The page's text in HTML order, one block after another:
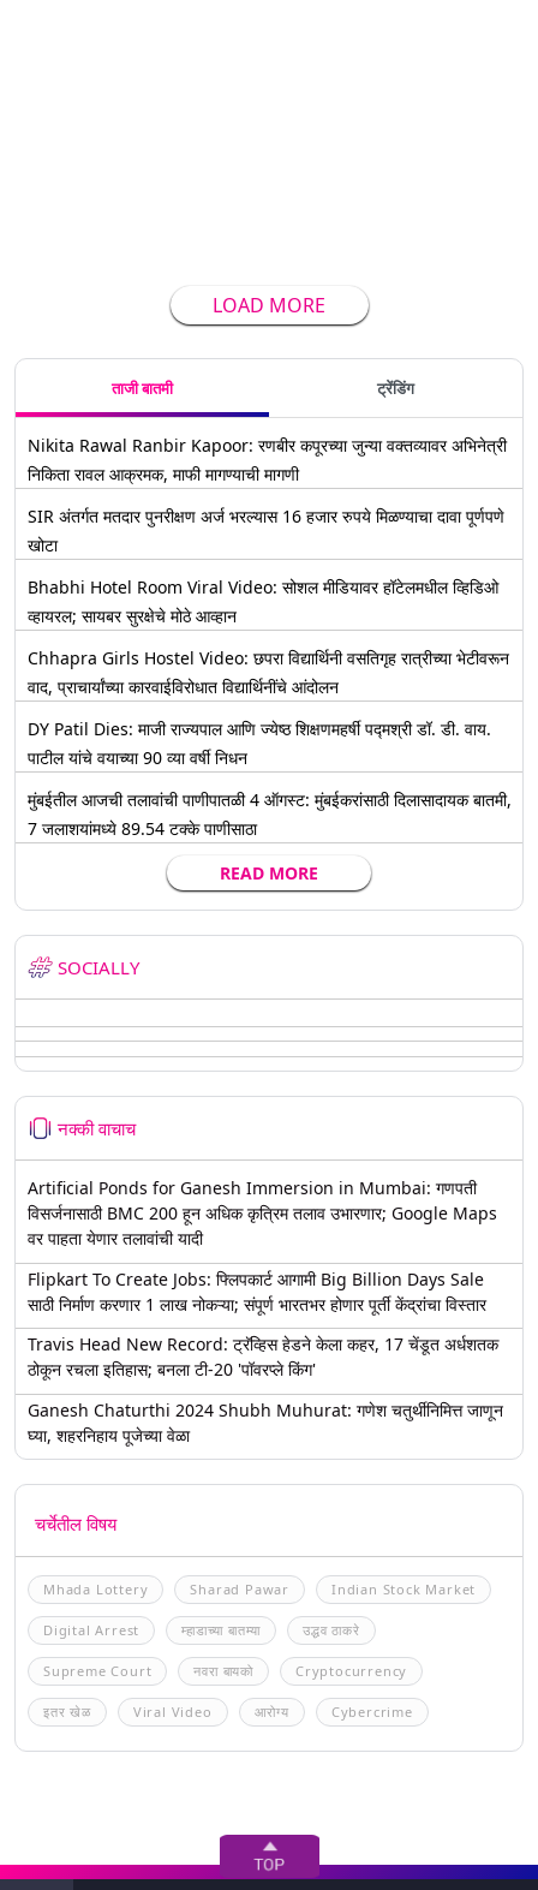
LOAD MORE
ताजी बातमी ट्रेंडिंग
Nikita Rawal Ranbir Kapoor: रणबीर कपूरच्या जुन्या वक्तव्यावर अभिनेत्री
निकिता रावल आक्रमक, माफी मागण्याची मागणी
SIR अंतर्गत मतदार पुनरीक्षण अर्ज भरल्यास 16 हजार रुपये मिळण्याचा दावा पूर्णपणे
खोटा
Bhabhi Hotel Room Viral Video: सोशल मीडियावर हॉटेलमधील व्हिडिओ
व्हायरल; सायबर सुरक्षेचे मोठे आव्हान
Chhapra Girls Hostel Video: छपरा विद्यार्थिनी वसतिगृह रात्रीच्या भेटीवरून
वाद, प्राचार्यांच्या कारवाईविरोधात विद्यार्थिनींचे आंदोलन
DY Patil Dies: माजी राज्यपाल आणि ज्येष्ठ शिक्षणमहर्षी पद्मश्री डॉ. डी. वाय.
पाटील यांचे वयाच्या 90 व्या वर्षी निधन
मुंबईतील आजची तलावांची पाणीपातळी 4 ऑगस्ट: मुंबईकरांसाठी दिलासादायक बातमी,
7 जलाशयांमध्ये 89.54 टक्के पाणीसाठा
READ MORE
SOCIALLY
नक्की वाचाच
Artificial Ponds for Ganesh Immersion in Mumbai: गणपती
विसर्जनासाठी BMC 200 हून अधिक कृत्रिम तलाव उभारणार; Google Maps
वर पाहता येणार तलावांची यादी
Flipkart To Create Jobs: फ्लिपकार्ट आगामी Big Billion Days Sale
साठी निर्माण करणार 1 लाख नोकऱ्या; संपूर्ण भारतभर होणार पूर्ती केंद्रांचा विस्तार
Travis Head New Record: ट्रॅव्हिस हेडने केला कहर, 17 चेंडूत अर्धशतक
ठोकून रचला इतिहास; बनला टी-20 'पॉवरप्ले किंग'
Ganesh Chaturthi 2024 Shubh Muhurat: गणेश चतुर्थीनिमित्त जाणून
घ्या, शहरनिहाय पूजेच्या वेळा
चर्चेतील विषय
Mhada Lottery Sharad Pawar Indian Stock Market
Digital Arrest म्हाडाच्या बातम्या उद्धव ठाकरे
Supreme Court नवरा बायको Cryptocurrency
इतर खेळ Viral Video आरोग्य Cybercrime